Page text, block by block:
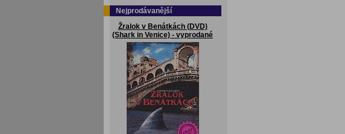
Nejprodávanější
Žralok v Benátkách (DVD)
(Shark in Venice) - vyprodané